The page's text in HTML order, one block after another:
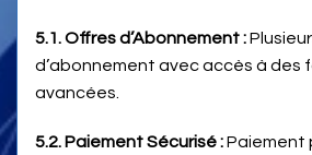
5.1. Offres d’Abonnement :
d’abonnement avec accès à des
avancées.
5.2. Paiement Sécurisé :Paiement